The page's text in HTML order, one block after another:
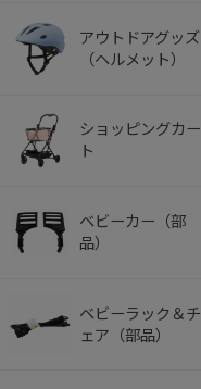
アウトドアグッズ
（ヘルメット）
ショッピングカー
ト
ベビーカー（部
品）
ベビーラック＆チ
ェア（部品）